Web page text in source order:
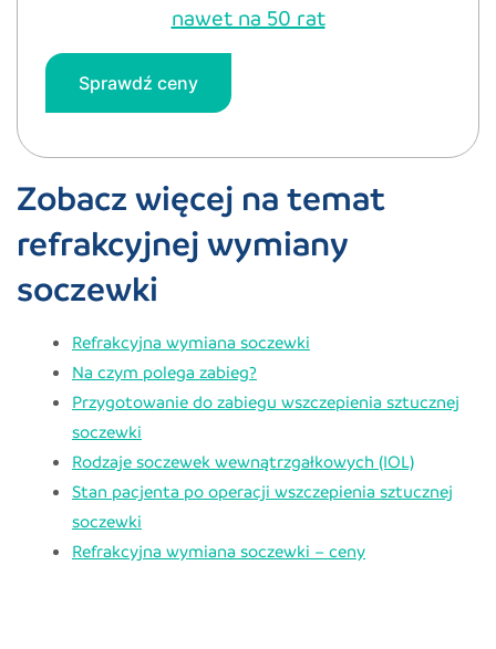
nawet na 50 rat
Sprawdź ceny
Zobacz więcej na temat
refrakcyjnej wymiany
soczewki
Refrakcyjna wymiana soczewki
Na czym polega zabieg?
Przygotowanie do zabiegu wszczepienia sztucznej
soczewki
Rodzaje soczewek wewnątrzgałkowych (IOL)
Stan pacjenta po operacji wszczepienia sztucznej
soczewki
Refrakcyjna wymiana soczewki – ceny